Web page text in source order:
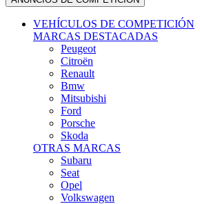
VEHÍCULOS DE COMPETICIÓN
MARCAS DESTACADAS
Peugeot
Citroën
Renault
Bmw
Mitsubishi
Ford
Porsche
Skoda
OTRAS MARCAS
Subaru
Seat
Opel
Volkswagen
Hyundai